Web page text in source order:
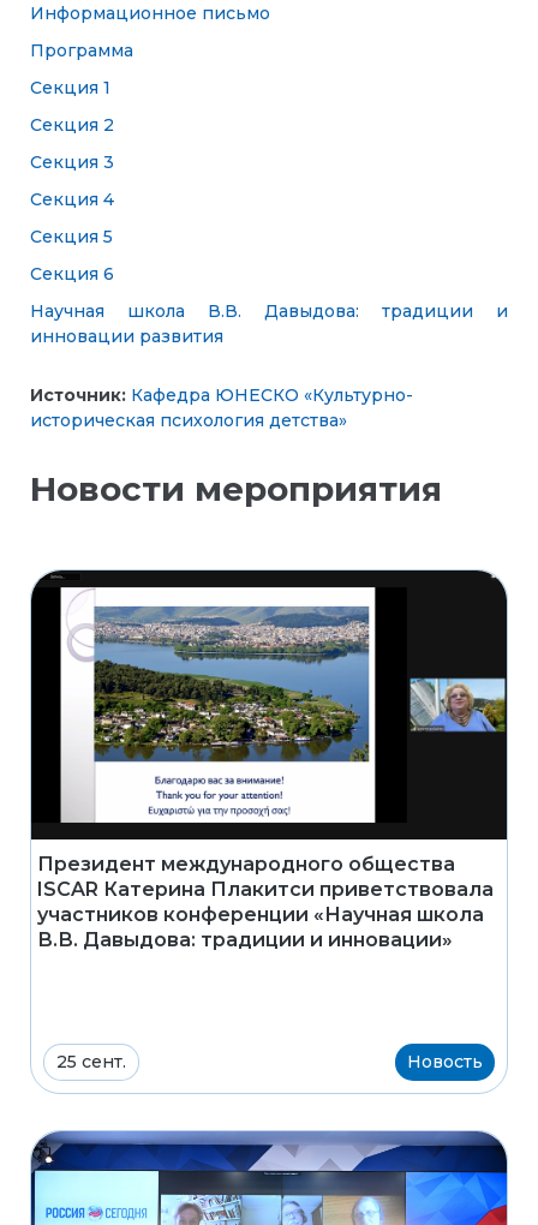
Информационное письмо
Программа
Секция 1
Секция 2
Секция 3
Секция 4
Секция 5
Секция 6
Научная школа В.В. Давыдова: традиции и
инновации развития
Источник: Кафедра ЮНЕСКО «Культурно-
историческая психология детства»
Новости мероприятия
Президент международного общества
ISCAR Катерина Плакитси приветствовала
участников конференции «Научная школа
В.В. Давыдова: традиции и инновации»
25 сент. Новость